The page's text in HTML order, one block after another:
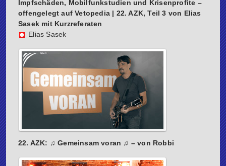
Impfschäden, Mobilfunkstudien und Krisenprofite –
offengelegt auf Vetopedia | 22. AZK, Teil 3 von Elias
Sasek mit Kurzreferaten
Elias Sasek
22. AZK: ♫ Gemeinsam voran ♫ – von Robbi